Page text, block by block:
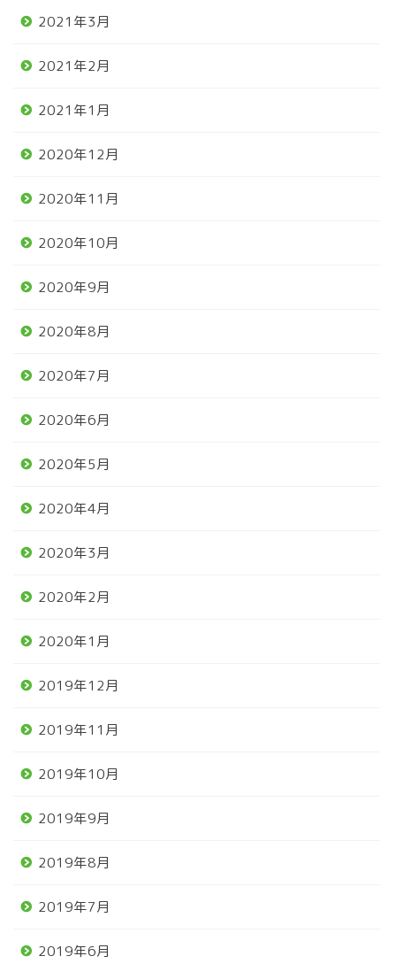
2021年3月
2021年2月
2021年1月
2020年12月
2020年11月
2020年10月
2020年9月
2020年8月
2020年7月
2020年6月
2020年5月
2020年4月
2020年3月
2020年2月
2020年1月
2019年12月
2019年11月
2019年10月
2019年9月
2019年8月
2019年7月
2019年6月